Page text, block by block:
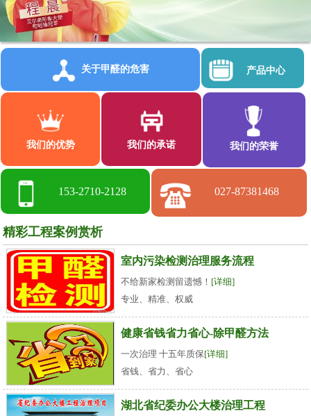
关于甲醛的危害 产品中心
我们的优势 我们的承诺 我们的荣誉
153-2710-2128 027-87381468
精彩工程案例赏析
室内污染检测治理服务流程
不给新家检测留遗憾！ [详细]
专业、精准、权威
健康省钱省力省心-除甲醛方法
一次治理 十五年质保[详细]
省钱、省力、省心
湖北省纪委办公大楼治理工程